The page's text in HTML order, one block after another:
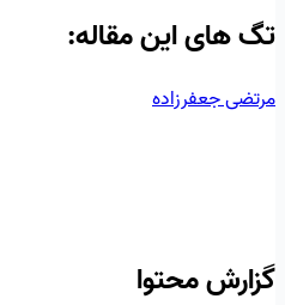
تگ‌ های این مقاله:
مرتضی جعفرزاده
گزارش محتوا